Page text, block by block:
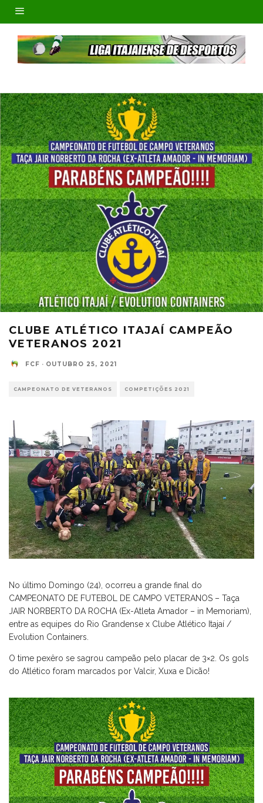
CLUBE ATLÉTICO ITAJAÍ CAMPEÃO
VETERANOS 2021
FCF · OUTUBRO 25, 2021
CAMPEONATO DE VETERANOS COMPETIÇÕES 2021
No último Domingo (24), ocorreu a grande final do
CAMPEONATO DE FUTEBOL DE CAMPO VETERANOS – Taça
JAIR NORBERTO DA ROCHA (Ex-Atleta Amador – in Memoriam),
entre as equipes do Rio Grandense x Clube Atlético Itajaí /
Evolution Containers.
O time pexêro se sagrou campeão pelo placar de 3×2. Os gols
do Atlético foram marcados por Valcir, Xuxa e Dicão!